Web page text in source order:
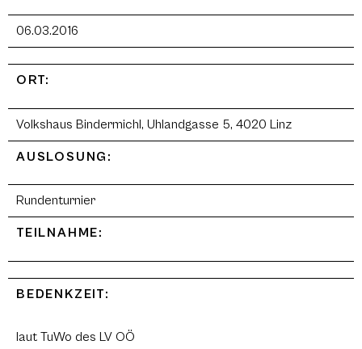
06.03.2016
ORT:
Volkshaus Bindermichl, Uhlandgasse 5, 4020 Linz
AUSLOSUNG:
Rundenturnier
TEILNAHME:
BEDENKZEIT:
laut TuWo des LV OÖ